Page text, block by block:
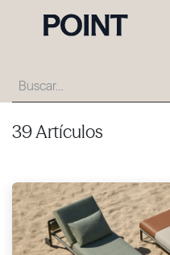
39 Artículos